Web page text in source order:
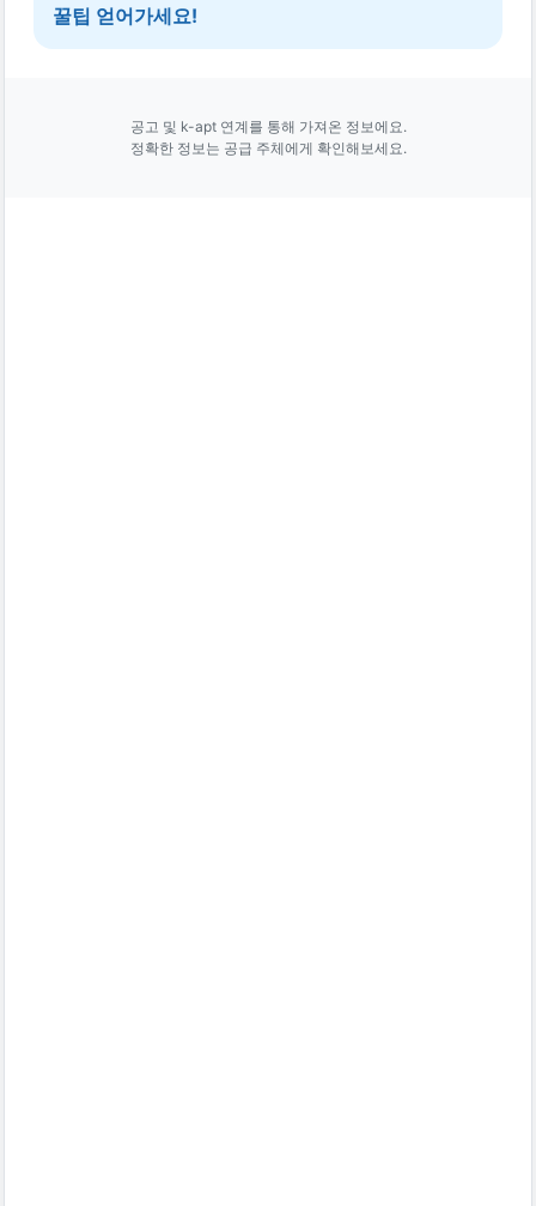
꿀팁 얻어가세요!
공고 및 k-apt 연계를 통해 가져온 정보에요.
정확한 정보는 공급 주체에게 확인해보세요.